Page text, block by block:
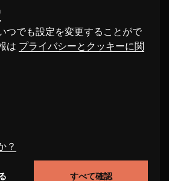
つでも設定を変更することがで
は プライバシーとクッキーに関
？
すべて確認